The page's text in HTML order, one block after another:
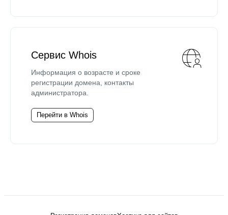
Сервис Whois
Информация о возрасте и сроке
регистрации домена, контакты
администратора.
Перейти в Whois